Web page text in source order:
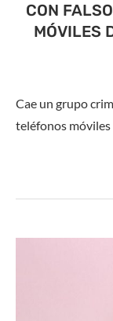
CON
MÓVILES
Cae un grupo
teléfonos